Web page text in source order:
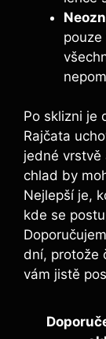
Po sklizni‌ je
Rajčata
jedné vrstvě
chlad by
Nejlepší je,⁣
kde se
dní, protože
vám jistě